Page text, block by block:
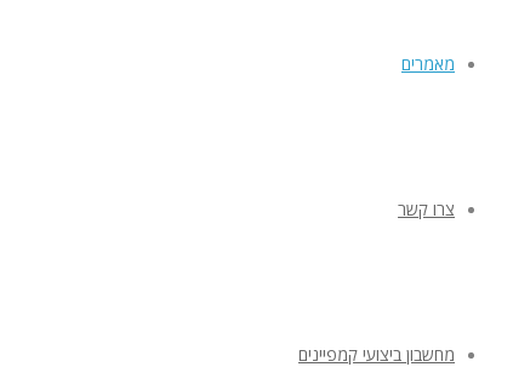
מאמרים
צרו קשר
מחשבון ביצועי קמפיינים